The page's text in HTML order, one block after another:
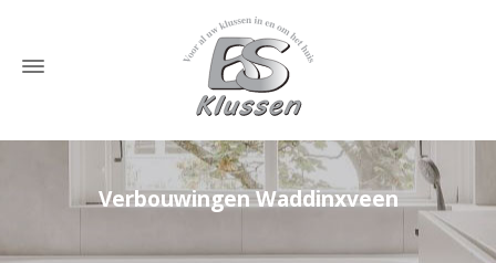
Verbouwingen Waddinxveen